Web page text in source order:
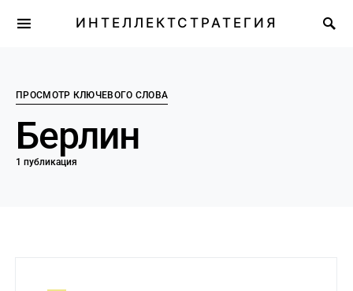
ИНТЕЛЛЕКТСТРАТЕГИЯ
ПРОСМОТР КЛЮЧЕВОГО СЛОВА
Берлин
1 публикация